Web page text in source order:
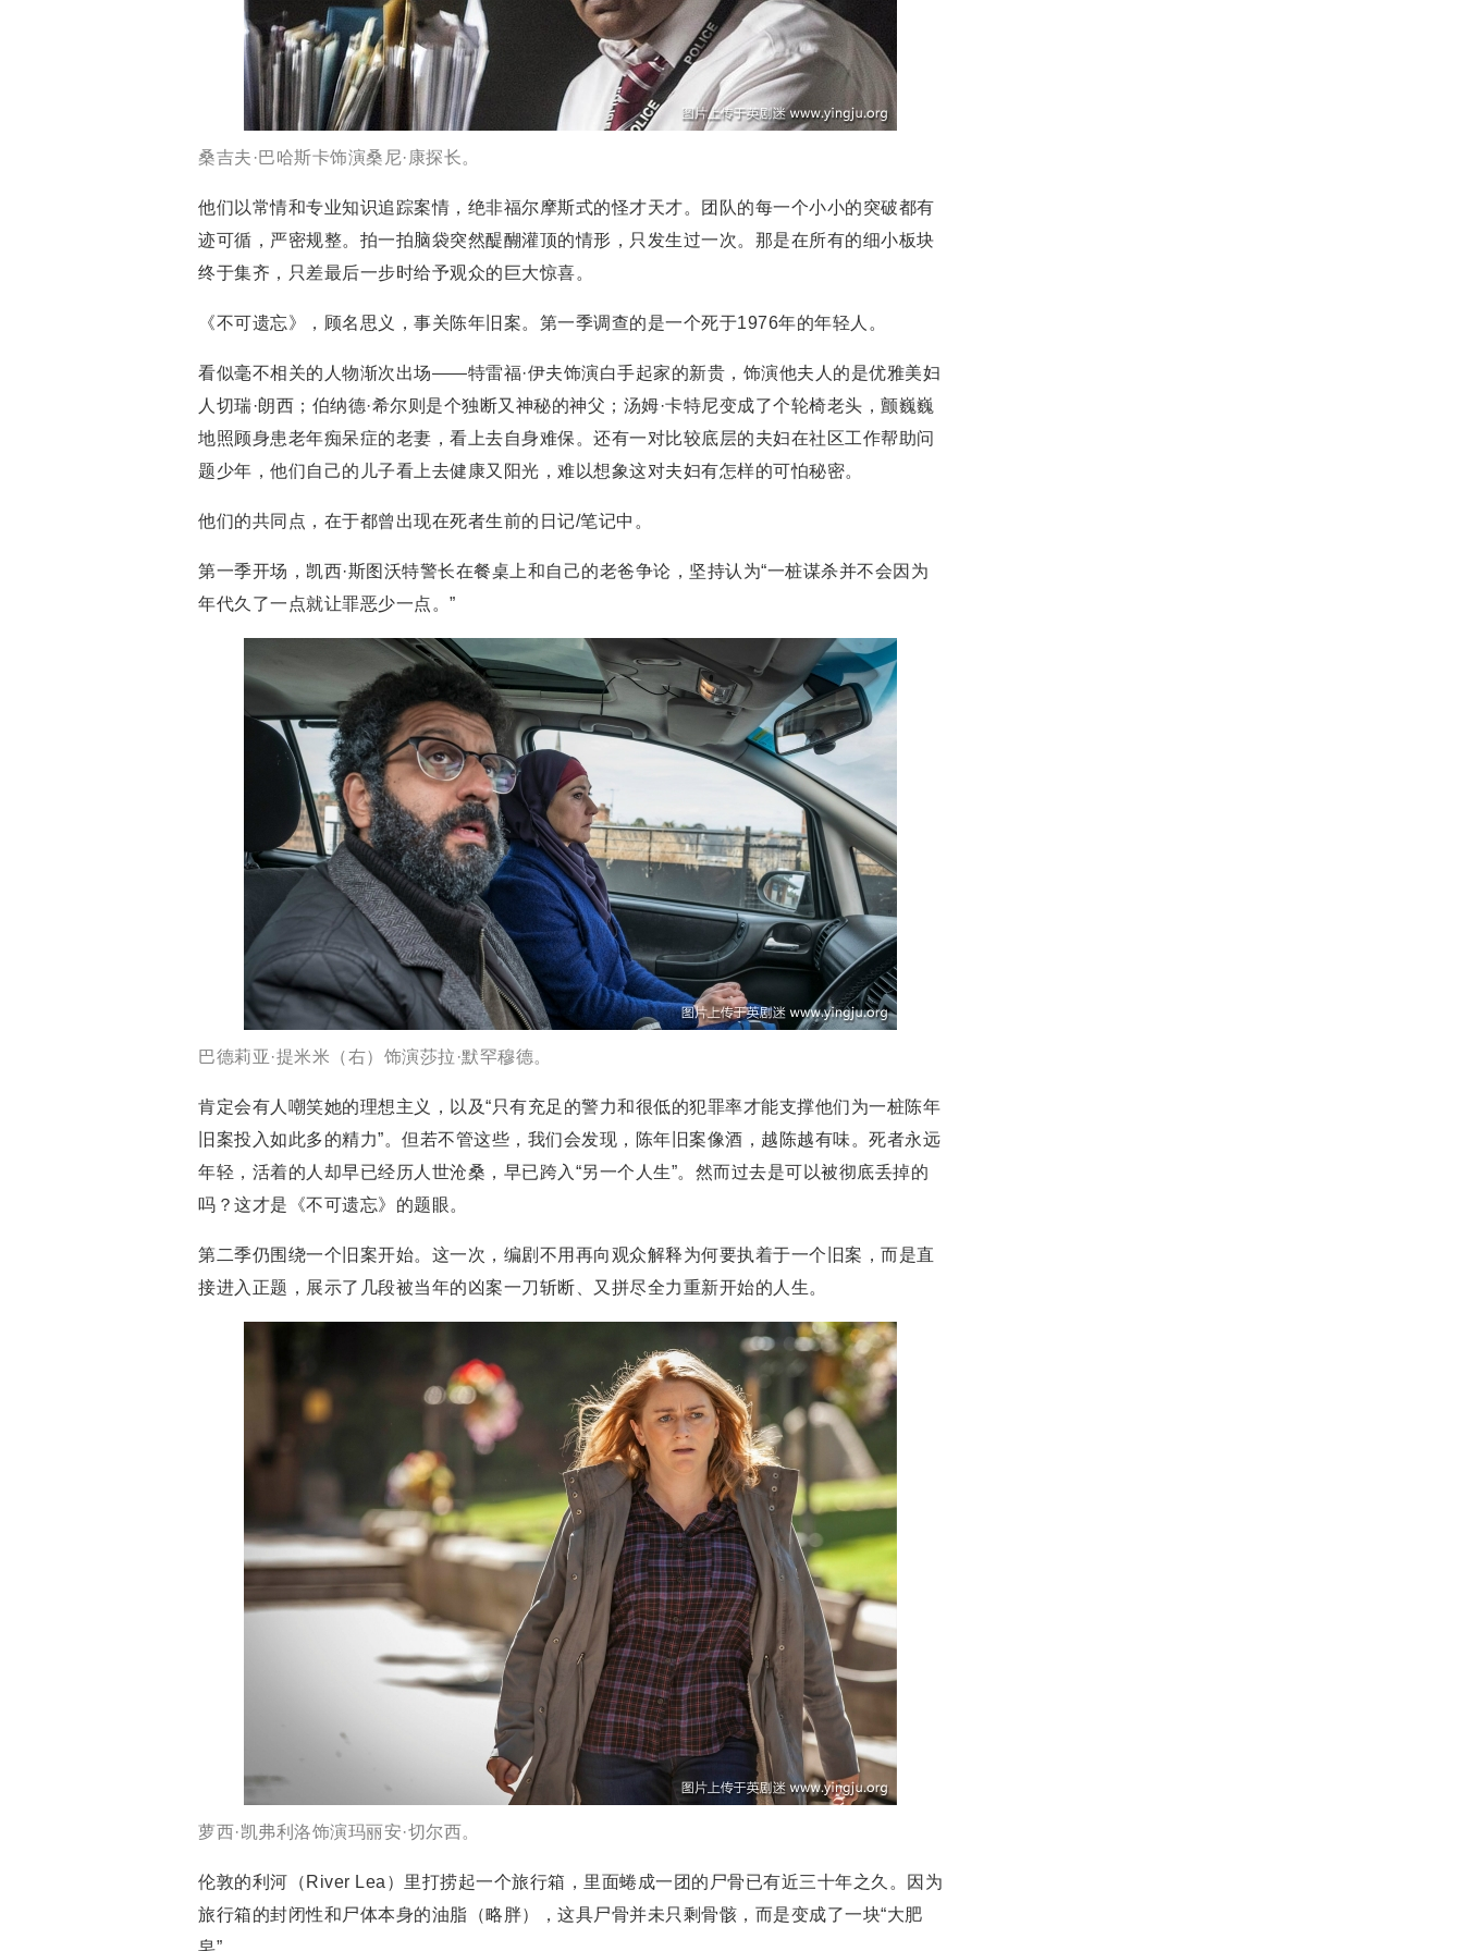
桑吉夫·巴哈斯卡饰演桑尼·康探长。
他们以常情和专业知识追踪案情，绝非福尔摩斯式的怪才天才。团队的每一个小小的突破都有
迹可循，严密规整。拍一拍脑袋突然醍醐灌顶的情形，只发生过一次。那是在所有的细小板块
终于集齐，只差最后一步时给予观众的巨大惊喜。
《不可遗忘》，顾名思义，事关陈年旧案。第一季调查的是一个死于1976年的年轻人。
看似毫不相关的人物渐次出场——特雷福·伊夫饰演白手起家的新贵，饰演他夫人的是优雅美妇
人切瑞·朗西；伯纳德·希尔则是个独断又神秘的神父；汤姆·卡特尼变成了个轮椅老头，颤巍巍
地照顾身患老年痴呆症的老妻，看上去自身难保。还有一对比较底层的夫妇在社区工作帮助问
题少年，他们自己的儿子看上去健康又阳光，难以想象这对夫妇有怎样的可怕秘密。
他们的共同点，在于都曾出现在死者生前的日记/笔记中。
第一季开场，凯西·斯图沃特警长在餐桌上和自己的老爸争论，坚持认为“一桩谋杀并不会因为
年代久了一点就让罪恶少一点。”
巴德莉亚·提米米（右）饰演莎拉·默罕穆德。
肯定会有人嘲笑她的理想主义，以及“只有充足的警力和很低的犯罪率才能支撑他们为一桩陈年
旧案投入如此多的精力”。但若不管这些，我们会发现，陈年旧案像酒，越陈越有味。死者永远
年轻，活着的人却早已经历人世沧桑，早已跨入“另一个人生”。然而过去是可以被彻底丢掉的
吗？这才是《不可遗忘》的题眼。
第二季仍围绕一个旧案开始。这一次，编剧不用再向观众解释为何要执着于一个旧案，而是直
接进入正题，展示了几段被当年的凶案一刀斩断、又拼尽全力重新开始的人生。
萝西·凯弗利洛饰演玛丽安·切尔西。
伦敦的利河（River Lea）里打捞起一个旅行箱，里面蜷成一团的尸骨已有近三十年之久。因为
旅行箱的封闭性和尸体本身的油脂（略胖），这具尸骨并未只剩骨骸，而是变成了一块“大肥
皂”。